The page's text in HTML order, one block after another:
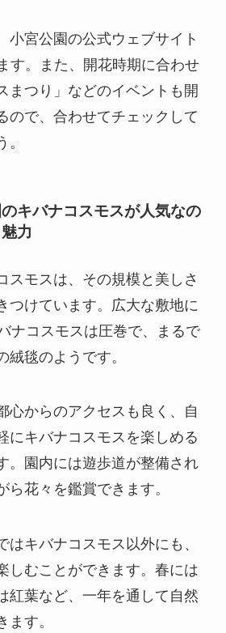
小宮公園の公式ウェブサイト
す。また、開花時期に合わせ
まつり」などのイベントも開
ので、合わせてチェックして
キバナコスモスが人気なの
力
スモスは、その規模と美しさ
つけています。広大な敷地に
ナコスモスは圧巻で、まるで
絨毯のようです。
心からのアクセスも良く、自
にキバナコスモスを楽しめる
。園内には遊歩道が整備され
ら花々を鑑賞できます。
はキバナコスモス以外にも、
しむことができます。春には
紅葉など、一年を通して自然
ます。